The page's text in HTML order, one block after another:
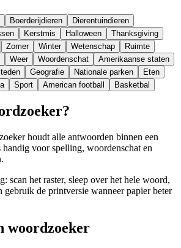
Boerderijdieren
Dierentuindieren
Kerstmis Halloween
Thanksgiving
Zomer Winter Wetenschap
Ruimte
Weer Woordenschat
Amerikaanse staten
Geografie Nationale parken
Eten
Sport American football Basketbal
houdt alle antwoorden binnen een
handig voor spelling, woordenschat en
scan het raster, sleep over het hele woord,
de printversie wanneer papier beter
woordzoeker